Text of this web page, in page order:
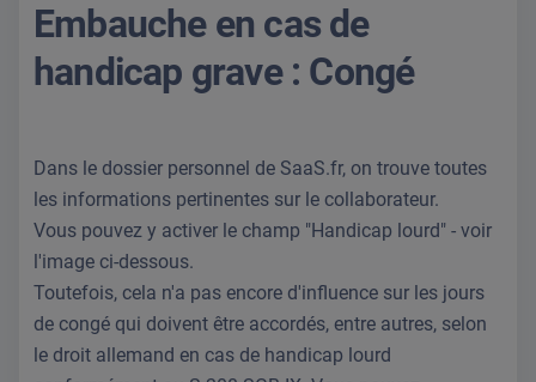
Embauche en cas de
handicap grave : Congé
Dans le dossier personnel de SaaS.fr, on trouve toutes
les informations pertinentes sur le collaborateur.
Vous pouvez y activer le champ "Handicap lourd" - voir
l'image ci-dessous.
Toutefois, cela n'a pas encore d'influence sur les jours
de congé qui doivent être accordés, entre autres, selon
le droit allemand en cas de handicap lourd